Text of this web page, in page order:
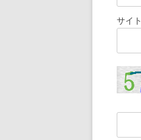
サイト